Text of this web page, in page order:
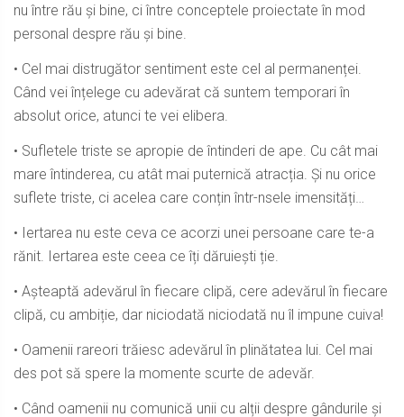
nu între rău și bine, ci între conceptele proiectate în mod
personal despre rău și bine.
• Cel mai distrugător sentiment este cel al permanenței.
Când vei înțelege cu adevărat că suntem temporari în
absolut orice, atunci te vei elibera.
• Sufletele triste se apropie de întinderi de ape. Cu cât mai
mare întinderea, cu atât mai puternică atracția. Și nu orice
suflete triste, ci acelea care conțin într-nsele imensități…
• Iertarea nu este ceva ce acorzi unei persoane care te-a
rănit. Iertarea este ceea ce îți dăruiești ție.
• Așteaptă adevărul în fiecare clipă, cere adevărul în fiecare
clipă, cu ambiție, dar niciodată niciodată nu îl impune cuiva!
• Oamenii rareori trăiesc adevărul în plinătatea lui. Cel mai
des pot să spere la momente scurte de adevăr.
• Când oamenii nu comunică unii cu alții despre gândurile și